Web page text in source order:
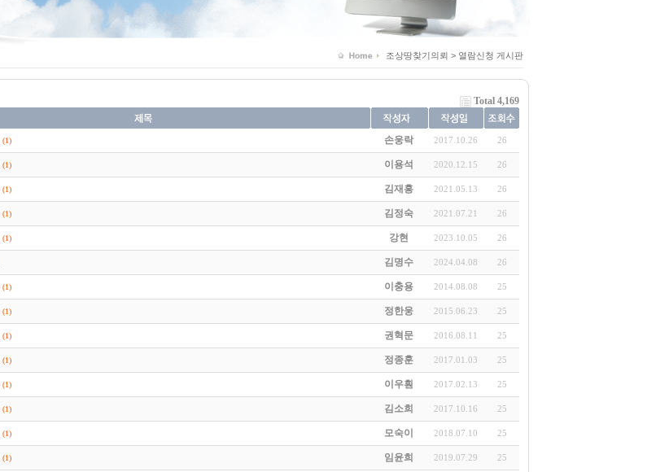
조상땅찾기의뢰 > 열람신청 게시판
Total 4,169
(1) 손웅락 2017.10.26 26
(1) 이용석 2020.12.15 26
(1) 김재홍 2021.05.13 26
(1) 김정숙 2021.07.21 26
(1) 강현 2023.10.05 26
김명수 2024.04.08 26
(1) 이충용 2014.08.08 25
(1) 정한웅 2015.06.23 25
(1) 권혁문 2016.08.11 25
(1) 정종훈 2017.01.03 25
(1) 이우훤 2017.02.13 25
(1) 김소희 2017.10.16 25
(1) 모숙이 2018.07.10 25
(1) 임윤희 2019.07.29 25